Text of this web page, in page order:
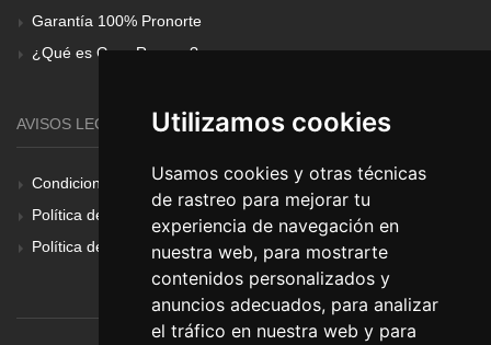
Utilizamos cookies
Usamos cookies y otras técnicas
de rastreo para mejorar tu
experiencia de navegación en
nuestra web, para mostrarte
contenidos personalizados y
anuncios adecuados, para analizar
el tráfico en nuestra web y para
Garantía 100% Pronorte
¿Qué es Gear Renove?
AVISOS LEGALES
Condiciones Generales
Política de Cookies
Política de Privacidad